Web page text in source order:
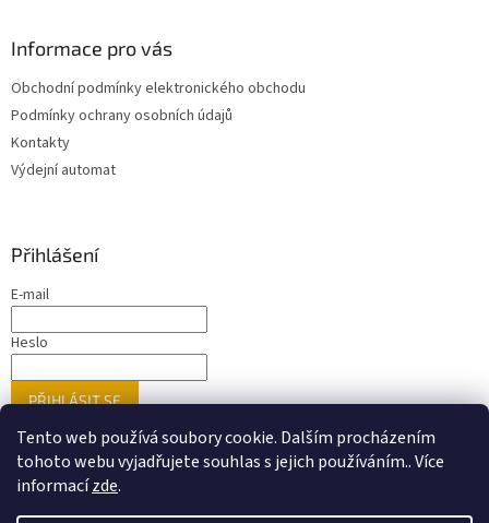
Tento web používá soubory cookie. Dalším procházením
tohoto webu vyjadřujete souhlas s jejich používáním.. Více
informacízde.
Informace pro vás
Obchodní podmínky elektronického obchodu
Podmínky ochrany osobních údajů
Kontakty
Výdejní automat
Přihlášení
E-mail
Heslo
PŘIHLÁSIT SE
Nová registraceZapomenuté heslo